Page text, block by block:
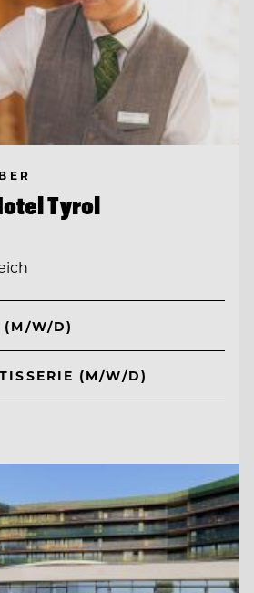
Tyrol
(M/W/D)
(M/W/D)